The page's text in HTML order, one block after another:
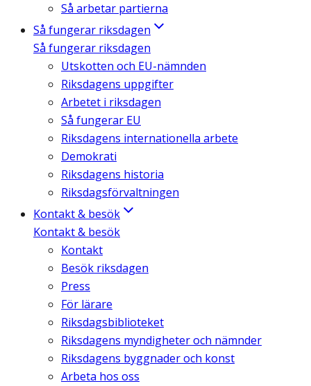
Så arbetar partierna
Så fungerar riksdagen
Så fungerar riksdagen
Utskotten och EU-nämnden
Riksdagens uppgifter
Arbetet i riksdagen
Så fungerar EU
Riksdagens internationella arbete
Demokrati
Riksdagens historia
Riksdagsförvaltningen
Kontakt & besök
Kontakt & besök
Kontakt
Besök riksdagen
Press
För lärare
Riksdagsbiblioteket
Riksdagens myndigheter och nämnder
Riksdagens byggnader och konst
Arbeta hos oss